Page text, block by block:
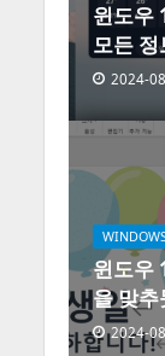
윈도우
모든
2024-
윈도우
을 맞추
2024-